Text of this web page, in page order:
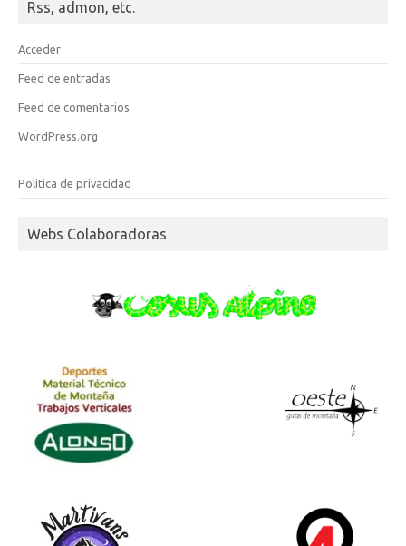
Rss, admon, etc.
Acceder
Feed de entradas
Feed de comentarios
WordPress.org
Politica de privacidad
Webs Colaboradoras